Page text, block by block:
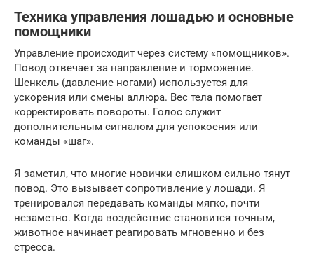
Техника управления лошадью и основные
помощники
Управление происходит через систему «помощников».
Повод отвечает за направление и торможение.
Шенкель (давление ногами) используется для
ускорения или смены аллюра. Вес тела помогает
корректировать повороты. Голос служит
дополнительным сигналом для успокоения или
команды «шаг».
Я заметил, что многие новички слишком сильно тянут
повод. Это вызывает сопротивление у лошади. Я
тренировался передавать команды мягко, почти
незаметно. Когда воздействие становится точным,
животное начинает реагировать мгновенно и без
стресса.